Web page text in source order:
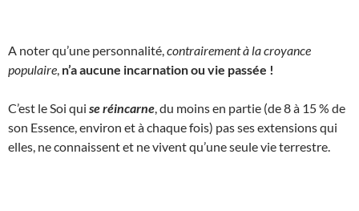
A noter qu’une personnalité, contrairement à la croyance
populaire n’a aucune incarnation ou vie passée !
C’est le Soi qui se réincarne , du moins en partie (de 8 à 15 % de
son Essence, environ et à chaque fois) pas ses extensions qui
elles, ne connaissent et ne vivent qu’une seule vie terrestre.